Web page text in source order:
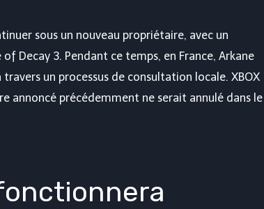
sous un nouveau propriétaire, avec un
Decay 3. Pendant ce temps, en France, Arkane
un processus de consultation locale. XBOX
annoncé précédemment ne serait annulé dans le